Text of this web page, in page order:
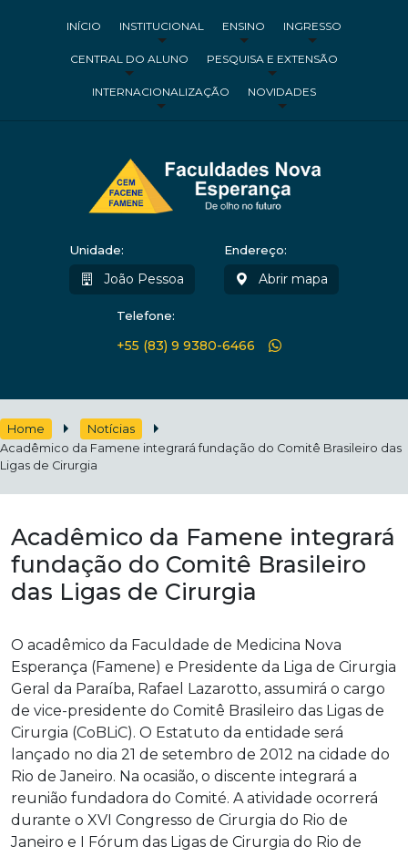
INÍCIO INSTITUCIONAL ENSINO INGRESSO
CENTRAL DO ALUNO PESQUISA E EXTENSÃO
INTERNACIONALIZAÇÃO NOVIDADES
Unidade:
João Pessoa
Endereço:
Abrir mapa
Telefone:
+55 (83) 9 9380-6466
Home
Notícias
Acadêmico da Famene integrará fundação do Comitê Brasileiro das
Ligas de Cirurgia
Acadêmico da Famene integrará
fundação do Comitê Brasileiro
das Ligas de Cirurgia
O acadêmico da Faculdade de Medicina Nova
Esperança (Famene) e Presidente da Liga de Cirurgia
Geral da Paraíba, Rafael Lazarotto, assumirá o cargo
de vice-presidente do Comitê Brasileiro das Ligas de
Cirurgia (CoBLiC). O Estatuto da entidade será
lançado no dia 21 de setembro de 2012 na cidade do
Rio de Janeiro. Na ocasião, o discente integrará a
reunião fundadora do Comité. A atividade ocorrerá
durante o XVI Congresso de Cirurgia do Rio de
Janeiro e I Fórum das Ligas de Cirurgia do Rio de